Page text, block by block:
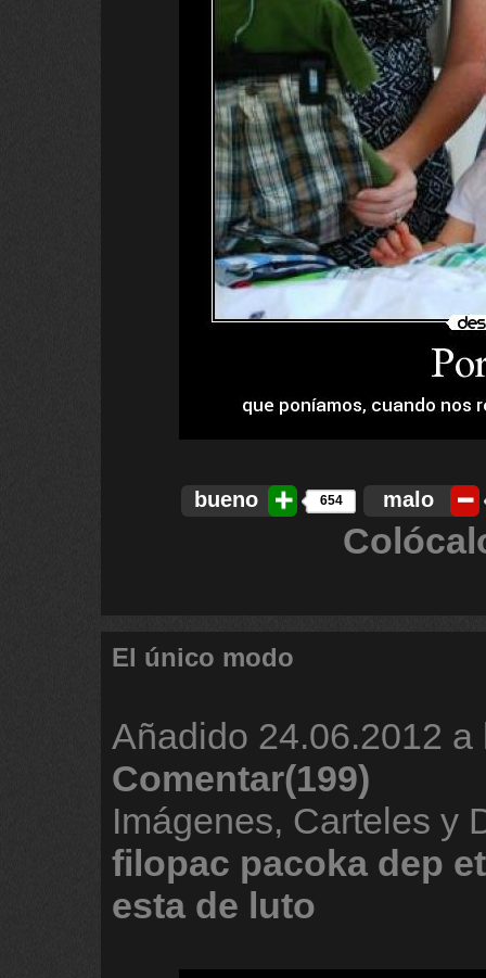
bueno 654 malo
El único modo
Añadido 24.06.2012 a
Comentar(199)
Imágenes, Carteles y
filopac pacoka dep
esta de luto